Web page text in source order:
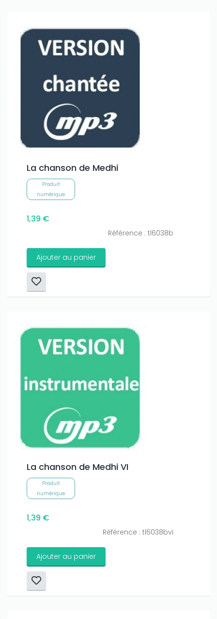
La chanson de Medhi
Produit
numérique
1,39 €
Référence : tl6038b
Ajouter au panier
La chanson de Medhi VI
Produit
numérique
1,39 €
Référence : tl6038bvi
Ajouter au panier